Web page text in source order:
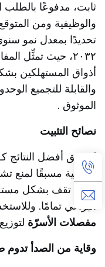
ثابت، مدفوعًا بالطلب
والوظيفية ومن
٢٠٣٢، حيث تمثِّل المفاصل أكبر قطاع منتجات
أذواق المستهلكين
والقابلة للتجميع
الموثوق .
نصائح التثبيت
لتحقيق أفضل النتائج
توجيهية مسبقًا لمنع
زاوية تقف بشكل
البراغي تمامًا.
مفصلات الأسرّة
وقاية من الصدأ تدوم